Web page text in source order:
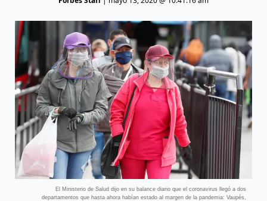
El Ministerio de Salud dijo en su balance diario que el coronavirus llegó a dos
departamentos que hasta ahora habían estado al margen de la pandemia: Vaupés,